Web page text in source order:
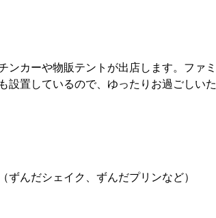
ンカーや物販テントが出店します。ファミ
設置しているので、ゆったりお過ごしいた
ずんだシェイク、ずんだプリンなど）